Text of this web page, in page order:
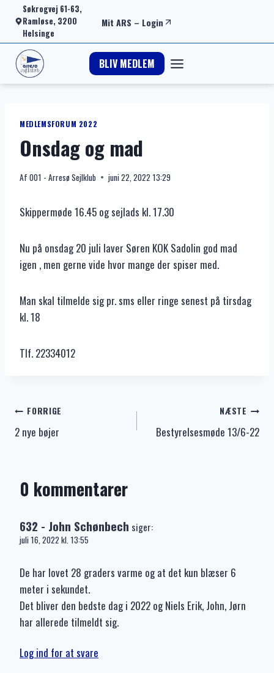
Fortsæt
indhold
Søkrogvej 61-63,
Ramløse, 3200
Helsinge
Mit ARS – Login
BLIV MEDLEM
MEDLEMSFORUM 2022
Onsdag og mad
Af 001 - Arresø Sejlklub juni 22, 2022 13:29
Skippermøde 16.45 og sejlads kl. 17.30
Nu på onsdag 20 juli laver Søren KOK Sadolin god mad
igen , men gerne vide hvor mange der spiser med.
Man skal tilmelde sig pr. sms eller ringe senest på tirsdag
kl. 18
Tlf. 22334012
Indlægsnavigation
FORRIGE
2 nye bøjer
NÆSTE
Bestyrelsesmøde 13/6-22
0 kommentarer
632 - John Schønbech siger:
juli 16, 2022 kl. 13:55
De har lovet 28 graders varme og at det kun blæser 6
meter i sekundet.
Det bliver den bedste dag i 2022 og Niels Erik, John, Jørn
har allerede tilmeldt sig.
Log ind for at svare